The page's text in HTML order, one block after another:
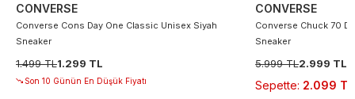
CONVERSE
Converse Cons Day One Classic Unisex Siyah
Sneaker
1.499 TL1.299 TL
Son 10 Günün En Düşük Fiyatı
CONVERSE
Converse Chuck 70
Sneaker
5.999 TL2.999 TL
Sepette: 2.099 TL